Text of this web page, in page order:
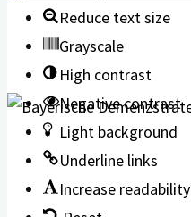
Reduce text size
Grayscale
High contrast
Negative contrast
Light background
Underline links
Increase readability